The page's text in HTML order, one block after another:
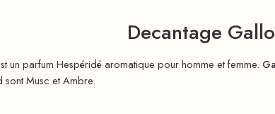
Decantage
un parfum Hespéridé aromatique pour homme et femme.
sont Musc et Ambre.